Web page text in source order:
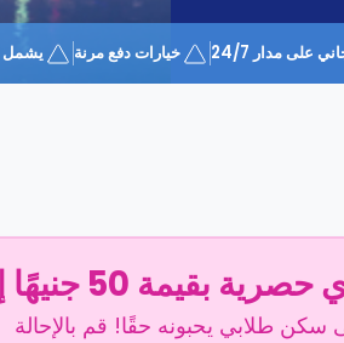
مدار 24/7 خيارات دفع مرنة يشمل
50 جنيهًا إسترلينيًا
طلابي يحبونه حقًا! قم بالإحالة